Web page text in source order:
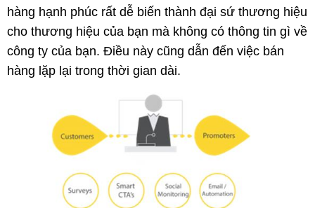
hàng hạnh phúc rất dễ biến thành đại sứ thương hiệu
cho thương hiệu của bạn mà không có thông tin gì về
công ty của bạn. Điều này cũng dẫn đến việc bán
hàng lặp lại trong thời gian dài.